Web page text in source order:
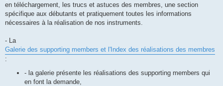
en téléchargement, les trucs et astuces des membres, une section
spécifique aux débutants et pratiquement toutes les informations
nécessaires à la réalisation de nos instruments.
- La
Galerie des supporting members et l'Index des réalisations des membres
:
- la galerie présente les réalisations des supporting members qui
en font la demande,